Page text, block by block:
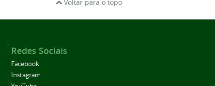
Voltar para o topo
Redes Sociais
Facebook
Instagram